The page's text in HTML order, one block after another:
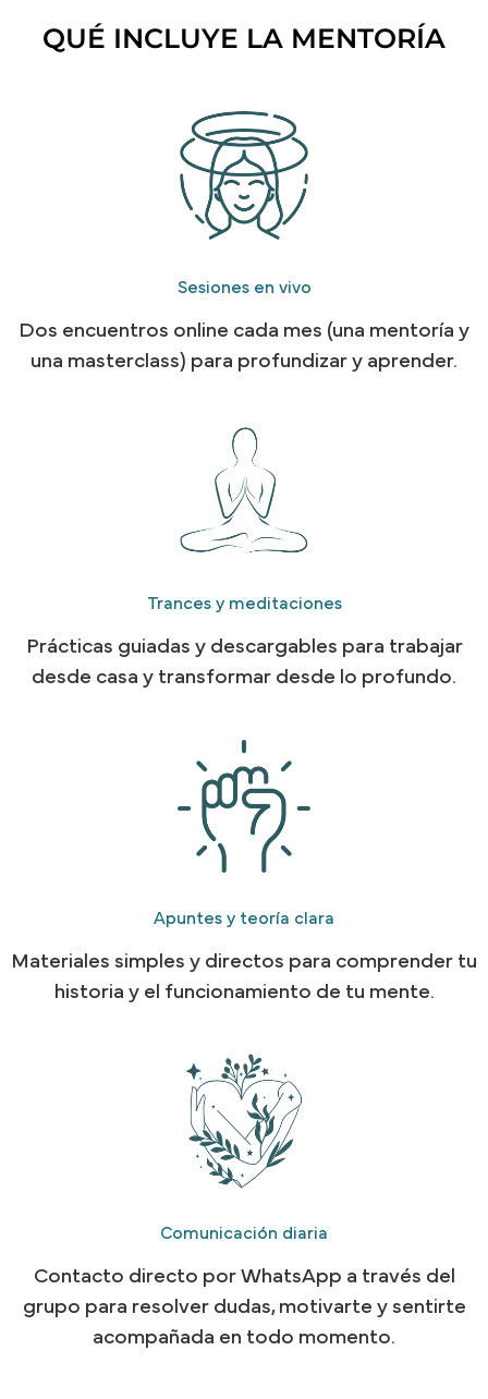
QUÉ INCLUYE LA MENTORÍA
Sesiones en vivo
Dos encuentros online cada mes (una mentoría y
una masterclass) para profundizar y aprender.
Trances y meditaciones
Prácticas guiadas y descargables para trabajar
desde casa y transformar desde lo profundo.
Apuntes y teoría clara
Materiales simples y directos para comprender tu
historia y el funcionamiento de tu mente.
Comunicación diaria
Contacto directo por WhatsApp a través del
grupo para resolver dudas, motivarte y sentirte
acompañada en todo momento.